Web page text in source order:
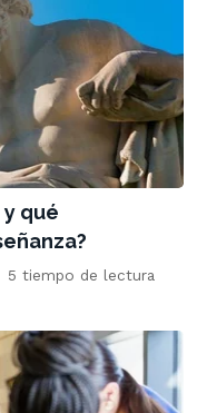
qué
5 tiempo de lectura